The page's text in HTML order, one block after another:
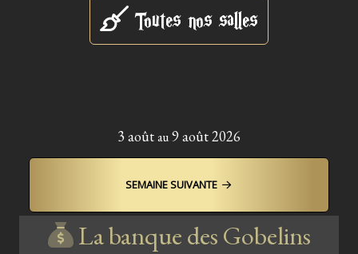
Toutes nos salles
3 aoûtau9 août 2026
SEMAINE SUIVANTE
La banque des Gobelins